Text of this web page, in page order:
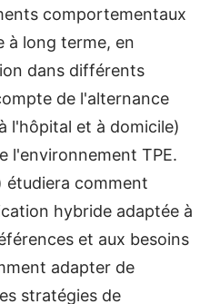
comportementaux
à long terme, en
dans différents
de l'alternance
l'hôpital et à domicile)
l'environnement TPE.
étudiera comment
hybride adaptée à
et aux besoins
adapter de
stratégies de